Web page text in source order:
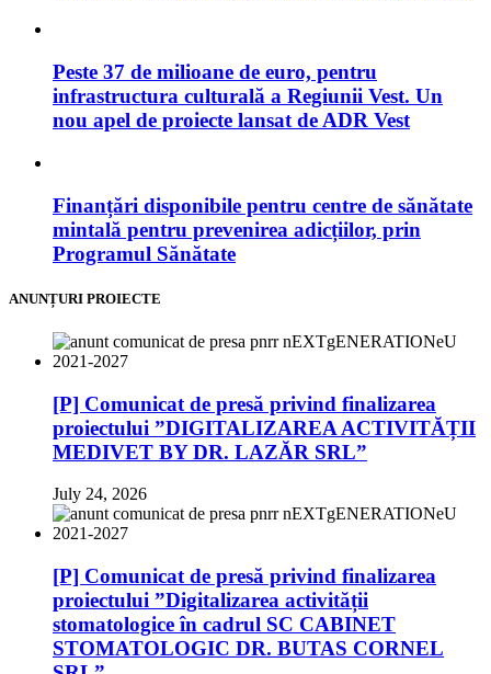
Peste 37 de milioane de euro, pentru
infrastructura culturală a Regiunii Vest. Un
nou apel de proiecte lansat de ADR Vest
Finanțări disponibile pentru centre de sănătate
mintală pentru prevenirea adicțiilor, prin
Programul Sănătate
ANUNȚURI PROIECTE
[P] Comunicat de presă privind finalizarea
proiectului ”DIGITALIZAREA ACTIVITĂȚII
MEDIVET BY DR. LAZĂR SRL”
July 24, 2026
[P] Comunicat de presă privind finalizarea
proiectului ”Digitalizarea activității
stomatologice în cadrul SC CABINET
STOMATOLOGIC DR. BUTAS CORNEL